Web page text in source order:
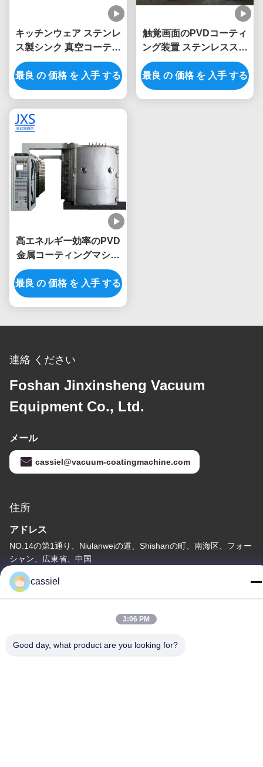
キッチンウェア ステンレ
ス製シンク 真空コーティ
ング PVDメッキ装置
最良 の 価格 を 入手 する
触覚画面のPVDコーティ
ング装置 ステンレススチ
ール キッチンシンク
最良 の 価格 を 入手 する
高エネルギー効率のPVD
金属コーティングマシン
キッチンシンク,水槽
最良 の 価格 を 入手 する
連絡 ください
Foshan Jinxinsheng Vacuum
Equipment Co., Ltd.
メール
cassiel@vacuum-coatingmachine.com
住所
アドレス
NO.14の第1通り、Niulanweiの道、Shishanの町、南海区、フォー
シャン、広東省、中国
テレ
86-139-2915-0962
cassiel
3:06 PM
Good day, what product are you looking for?